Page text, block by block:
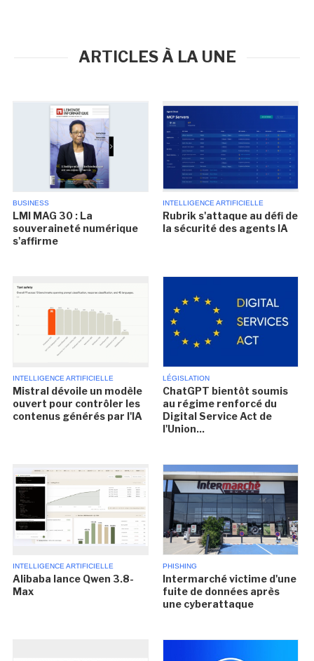
ARTICLES À LA UNE
BUSINESS
LMI MAG 30 : La
souveraineté numérique
s'affirme
INTELLIGENCE ARTIFICIELLE
Rubrik s'attaque au défi de
la sécurité des agents IA
INTELLIGENCE ARTIFICIELLE
Mistral dévoile un modèle
ouvert pour contrôler les
contenus générés par l'IA
LÉGISLATION
ChatGPT bientôt soumis
au régime renforcé du
Digital Service Act de
l'Union...
INTELLIGENCE ARTIFICIELLE
Alibaba lance Qwen 3.8-
Max
PHISHING
Intermarché victime d'une
fuite de données après
une cyberattaque